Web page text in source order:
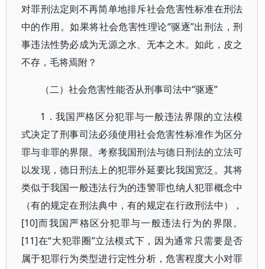
对罪刑法定则不再简单地排斥社会危害性标准在刑法
中的作用。如果将社会危害性理论“驱逐”出刑法，刑
事违法性势必成为无源之水、无本之木。如此，皮之
不存，毛将焉附？
（二）社会危害性能否从刑事司法中“驱逐”
1．我国严格区分犯罪与一般违法界限的立法模
式决定了刑事司法必须使用社会危害性标准作为区分
罪与非罪的界限。考察我国刑法与德日刑法的立法可
以发现，德日刑法上的犯罪外延要比我国宽泛。其将
类似于我国一般违法行为的违警罪也纳人犯罪概念中
（有的规定在刑法典中，有的规定在行政刑法中），
[10]而我国严格区分犯罪与一般违法行为的界限。
[11]在“大犯罪圈”立法模式下，因为通常只需要是否
属于犯罪行为类型进行定性分析，危害程度大小对罪